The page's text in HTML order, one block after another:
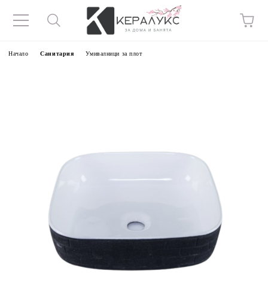
Начало Санитария Умивалници за плот